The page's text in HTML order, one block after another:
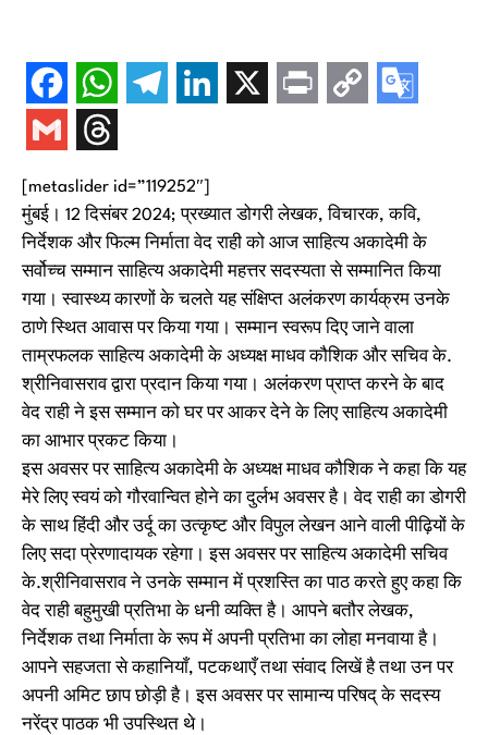
[metaslider id=”119252″]
मुंबई। 12 दिसंबर 2024; प्रख्यात डोगरी लेखक, विचारक, कवि,
निर्देशक और फिल्म निर्माता वेद राही को आज साहित्य अकादेमी के
सर्वोच्च सम्मान साहित्य अकादेमी महत्तर सदस्यता से सम्मानित किया
गया। स्वास्थ्य कारणों के चलते यह संक्षिप्त अलंकरण कार्यक्रम उनके
ठाणे स्थित आवास पर किया गया। सम्मान स्वरूप दिए जाने वाला
ताम्रफलक साहित्य अकादेमी के अध्यक्ष माधव कौशिक और सचिव के.
श्रीनिवासराव द्वारा प्रदान किया गया। अलंकरण प्राप्त करने के बाद
वेद राही ने इस सम्मान को घर पर आकर देने के लिए साहित्य अकादेमी
का आभार प्रकट किया।
इस अवसर पर साहित्य अकादेमी के अध्यक्ष माधव कौशिक ने कहा कि यह
मेरे लिए स्वयं को गौरवान्वित होने का दुर्लभ अवसर है। वेद राही का डोगरी
के साथ हिंदी और उर्दू का उत्कृष्ट और विपुल लेखन आने वाली पीढ़ियों के
लिए सदा प्रेरणादायक रहेगा। इस अवसर पर साहित्य अकादेमी सचिव
के.श्रीनिवासराव ने उनके सम्मान में प्रशस्ति का पाठ करते हुए कहा कि
वेद राही बहुमुखी प्रतिभा के धनी व्यक्ति है। आपने बतौर लेखक,
निर्देशक तथा निर्माता के रूप में अपनी प्रतिभा का लोहा मनवाया है।
आपने सहजता से कहानियाँ, पटकथाएँ तथा संवाद लिखें है तथा उन पर
अपनी अमिट छाप छोड़ी है। इस अवसर पर सामान्य परिषद् के सदस्य
नरेंद्र पाठक भी उपस्थित थे।